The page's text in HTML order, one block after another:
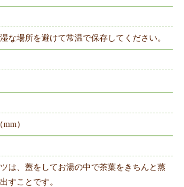
な場所を避けて常温で保存してください。
）
は、蓋をしてお湯の中で茶葉をきちんと蒸
すことです。